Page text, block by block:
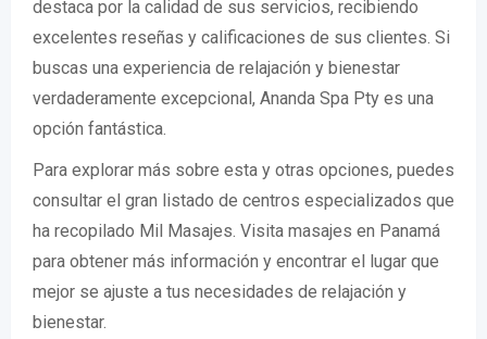
destaca por la calidad de sus servicios, recibiendo
excelentes reseñas y calificaciones de sus clientes. Si
buscas una experiencia de relajación y bienestar
verdaderamente excepcional, Ananda Spa Pty es una
opción fantástica.
Para explorar más sobre esta y otras opciones, puedes
consultar el gran listado de centros especializados que
ha recopilado Mil Masajes. Visita masajes en Panamá
para obtener más información y encontrar el lugar que
mejor se ajuste a tus necesidades de relajación y
bienestar.